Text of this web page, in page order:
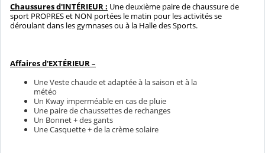
Chaussures d'INTÉRIEUR : Une deuxième paire de chaussure de
sport PROPRES et NON portées le matin pour les activités se
déroulant dans les gymnases ou à la Halle des Sports.
Affaires d'EXTÉRIEUR –
Une Veste chaude et adaptée à la saison et à la
météo
Un Kway imperméable en cas de pluie
Une paire de chaussettes de rechanges
Un Bonnet + des gants
Une Casquette + de la crème solaire